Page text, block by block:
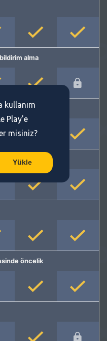
alma
öncelik
kullanım
Play'e
misiniz?
Yükle